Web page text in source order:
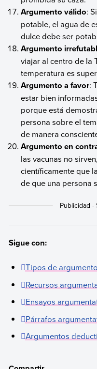
Argumento válido:
potable, el agua de
dulce debe ser
Argumento
viajar al centro de la
temperatura es
Argumento a favor:
estar bien
porque está
persona sobre el
de manera
Argumento en
las vacunas no
científicamente que
de que una persona
Sigue con:
Tipos de
Recursos
Ensayos
Párrafos
Argumentos